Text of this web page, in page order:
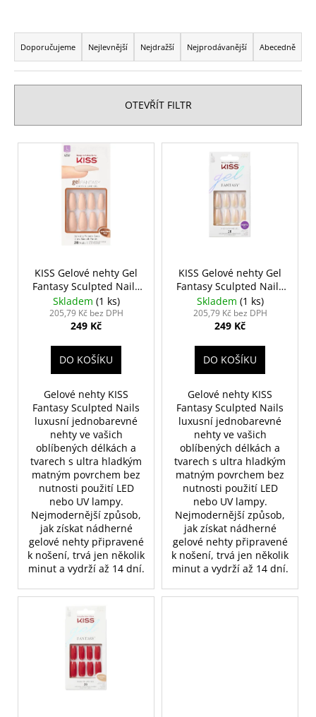
Ř
a
z
e
í
p
Doporučujeme Nejlevnější Nejdražší Nejprodávanější Abecedně
OTEVŘÍT FILTR
V
KISS Gelové nehty Gel
Fantasy Sculpted Nails
- 4The Cause
Skladem (1 ks)
205,79 Kč bez DPH
249 Kč
DO KOŠÍKU
Gelové nehty KISS
Fantasy Sculpted Nails
luxusní jednobarevné
nehty ve vašich
oblíbených délkách a
tvarech s ultra hladkým
matným povrchem bez
nutnosti použití LED
nebo UV lampy.
Nejmodernější způsob,
jak získat nádherné
gelové nehty připravené
k nošení, trvá jen několik
minut a vydrží až 14 dní.
KISS Gelové nehty Gel
Fantasy Sculpted Nails
- Hold Me Closer
Skladem (1 ks)
205,79 Kč bez DPH
249 Kč
DO KOŠÍKU
Gelové nehty KISS
Fantasy Sculpted Nails
luxusní jednobarevné
nehty ve vašich
oblíbených délkách a
tvarech s ultra hladkým
matným povrchem bez
nutnosti použití LED
nebo UV lampy.
Nejmodernější způsob,
jak získat nádherné
gelové nehty připravené
k nošení, trvá jen několik
minut a vydrží až 14 dní.
D
o
r
u
NALEPOVACÍ
UMĚLÉ
LEPIDLO,